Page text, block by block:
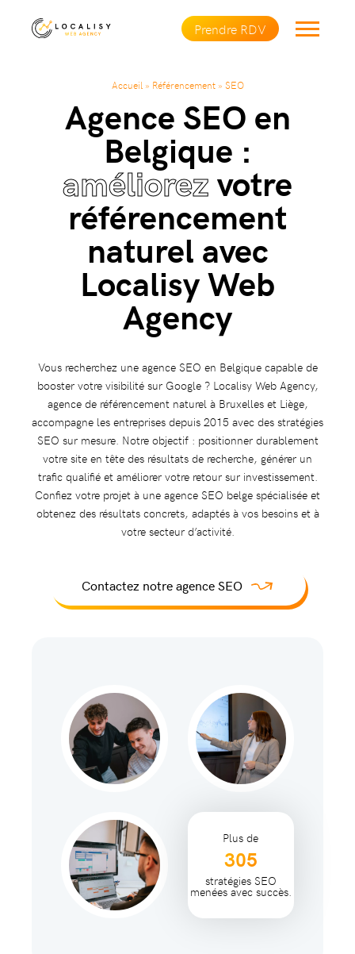
Prendre RDV
Accueil » Référencement» SEO
Agence SEO en
Belgique :
améliorezvotre
référencement
naturel avec
Localisy Web
Agency
Vous recherchez une agence SEO en Belgique capable de
booster votre visibilité sur Google ? Localisy Web Agency,
agence de référencement naturel à Bruxelles et Liège,
accompagne les entreprises depuis 2015 avec des stratégies
SEO sur mesure. Notre objectif : positionner durablement
votre site en tête des résultats de recherche, générer un
trafic qualifié et améliorer votre retour sur investissement.
Confiez votre projet à une agence SEO belge spécialisée et
obtenez des résultats concrets, adaptés à vos besoins et à
votre secteur d’activité.
Contactez notre agence SEO
Plus de
305
stratégies SEO
menées avec succès.